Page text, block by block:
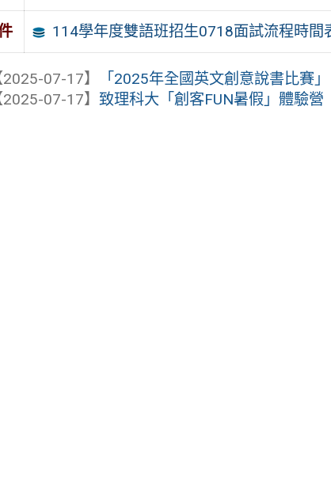
114學年度雙語班招生0718面試流程時間
2025-07-17】
「2025年全國英文創意說書比賽」
2025-07-17】 致理科大「創客FUN暑假」體驗營